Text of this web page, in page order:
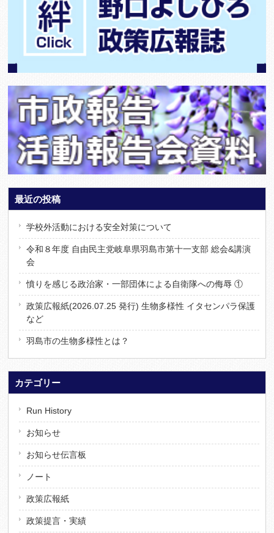
最近の投稿
学校外活動における安全対策について
令和８年度 自由民主党岐阜県羽島市第十一支部 総会&講演
会
憤りを感じる政治家・一部団体による自衛隊への侮辱 ①
政策広報紙(2026.07.25 発行) 生物多様性 イタセンパラ保護
など
羽島市の生物多様性とは？
カテゴリー
Run History
お知らせ
お知らせ伝言板
ノート
政策広報紙
政策提言・実績